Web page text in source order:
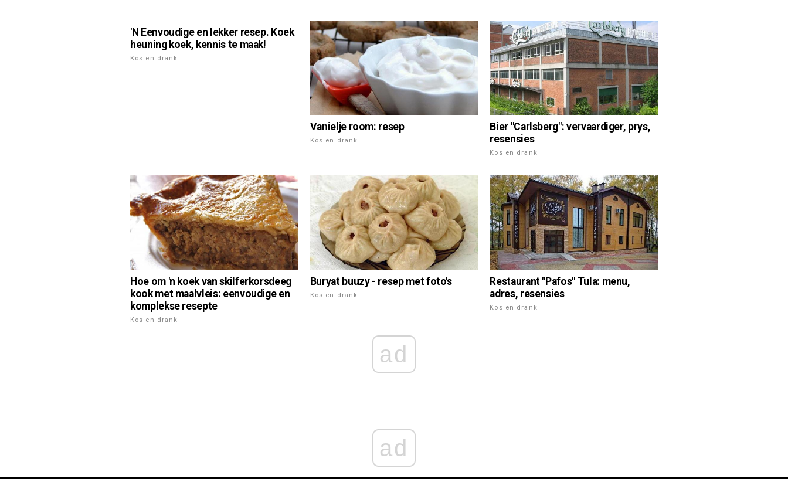
'N Eenvoudige en lekker resep. Koek
heuning koek, kennis te maak!
Kos en drank
Vanielje room: resep
Kos en drank
Bier "Carlsberg": vervaardiger, prys,
resensies
Kos en drank
Hoe om 'n koek van skilferkorsdeeg
kook met maalvleis: eenvoudige en
komplekse resepte
Kos en drank
Buryat buuzy - resep met foto's
Kos en drank
Restaurant "Pafos" Tula: menu,
adres, resensies
Kos en drank
ad
ad